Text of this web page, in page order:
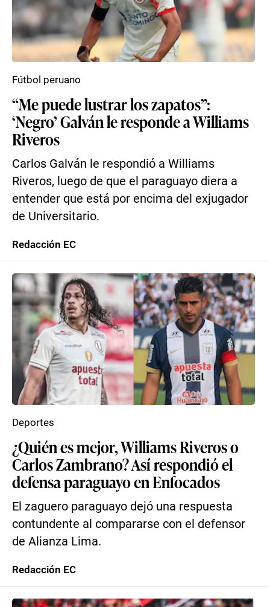
“Me puede lustrar los zapatos”:
‘Negro’ Galván le responde a Williams
Riveros
Carlos Galván le respondió a Williams
Riveros, luego de que el paraguayo diera a
entender que está por encima del exjugador
de Universitario.
Fútbol peruano
Redacción EC
¿Quién es mejor, Williams Riveros o
Carlos Zambrano? Así respondió el
defensa paraguayo en Enfocados
El zaguero paraguayo dejó una respuesta
contundente al compararse con el defensor
de Alianza Lima.
Deportes
Redacción EC